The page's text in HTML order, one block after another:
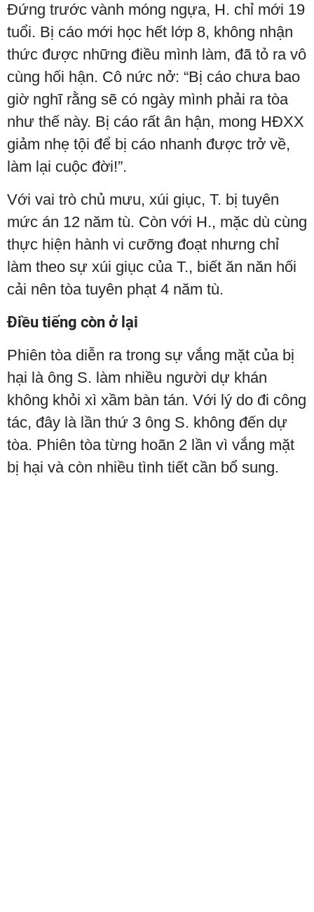
Đứng trước vành móng ngựa, H. chỉ mới 19
tuổi. Bị cáo mới học hết lớp 8, không nhận
thức được những điều mình làm, đã tỏ ra vô
cùng hối hận. Cô nức nở: “Bị cáo chưa bao
giờ nghĩ rằng sẽ có ngày mình phải ra tòa
như thế này. Bị cáo rất ân hận, mong HĐXX
giảm nhẹ tội để bị cáo nhanh được trở về,
làm lại cuộc đời!”.
Với vai trò chủ mưu, xúi giục, T. bị tuyên
mức án 12 năm tù. Còn với H., mặc dù cùng
thực hiện hành vi cưỡng đoạt nhưng chỉ
làm theo sự xúi giục của T., biết ăn năn hối
cải nên tòa tuyên phạt 4 năm tù.
Điều tiếng còn ở lại
Phiên tòa diễn ra trong sự vắng mặt của bị
hại là ông S. làm nhiều người dự khán
không khỏi xì xầm bàn tán. Với lý do đi công
tác, đây là lần thứ 3 ông S. không đến dự
tòa. Phiên tòa từng hoãn 2 lần vì vắng mặt
bị hại và còn nhiều tình tiết cần bổ sung.